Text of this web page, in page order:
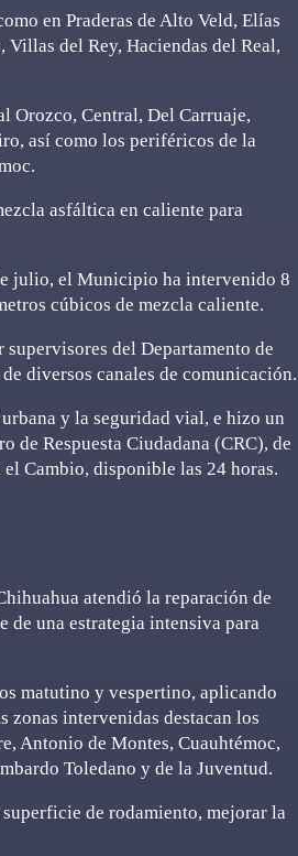
en Praderas de Alto Veld, Elías
del Rey, Haciendas del Real,
Orozco, Central, Del Carruaje,
así como los periféricos de la
asfáltica en caliente para
julio, el Municipio ha intervenido 8
cúbicos de mezcla caliente.
del Departamento de
diversos canales de comunicación.
y la seguridad vial, e hizo un
de Respuesta Ciudadana (CRC), de
Cambio, disponible las 24 horas.
atendió la reparación de
de una estrategia intensiva para
matutino y vespertino, aplicando
intervenidas destacan los
Antonio de Montes, Cuauhtémoc,
Toledano y de la Juventud.
de rodamiento, mejorar la